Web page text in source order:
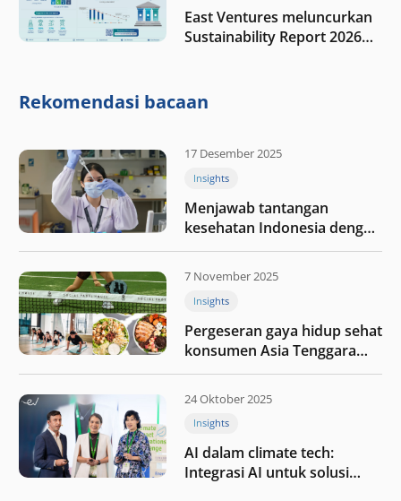
East Ventures meluncurkan
Sustainability Report 2026
nilai melalui kedisiplinan”
Rekomendasi bacaan
17 Desember 2025
Insights
Menjawab tantangan
kesehatan Indonesia dengan
berinvestasi di teknologi
kesehatan
7 November 2025
Insights
Pergeseran gaya hidup sehat
konsumen Asia Tenggara
pada tahun 2025
24 Oktober 2025
Insights
AI dalam climate tech:
Integrasi AI untuk solusi